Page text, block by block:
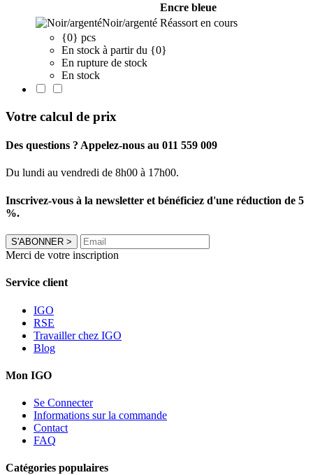
Encre bleue
Noir/argenté Réassort en cours
{0} pcs
En stock à partir du {0}
En rupture de stock
En stock
Votre calcul de prix
Des questions ? Appelez-nous au 011 559 009
Du lundi au vendredi de 8h00 à 17h00.
Inscrivez-vous à la newsletter et bénéficiez d'une réduction de 5
%.
S'ABONNER >
Merci de votre inscription
Service client
IGO
RSE
Travailler chez IGO
Blog
Mon IGO
Se Connecter
Informations sur la commande
Contact
FAQ
Catégories populaires